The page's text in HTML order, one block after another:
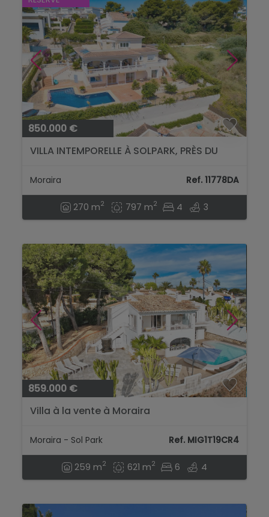
850.000 €
VILLA INTEMPORELLE À SOLPARK, PRÈS DU
Moraira Ref. 11778DA
270 m2 797 m2 4 3
859.000 €
Villa à la vente à Moraira
Moraira - Sol Park Ref. MIG1T19CR4
259 m2 621 m2 6 4